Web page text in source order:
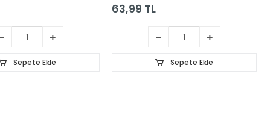
Sepete Ekle
63,99 TL
Sepete Ekle